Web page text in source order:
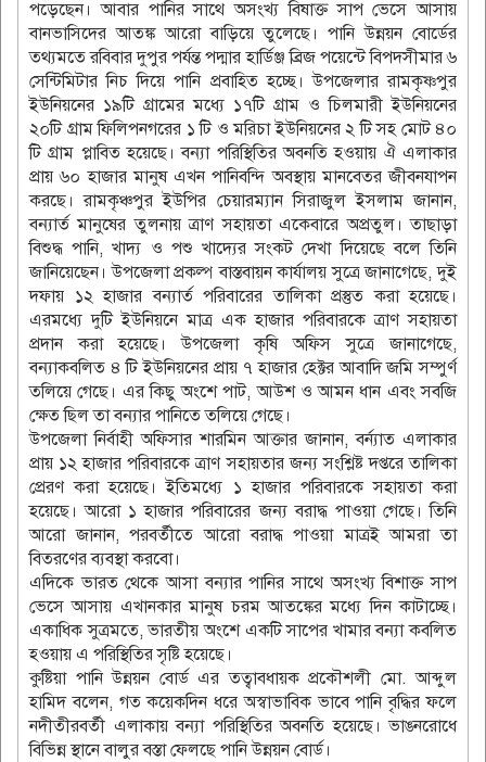
পড়েছেন। আবার পানির সাথে অসংখ্য বিষাক্ত সাপ ভেসে আসায়
বানভাসিদের আতঙ্ক আরো বাড়িয়ে তুলেছে। পানি উন্নয়ন বোর্ডের
তথ্যমতে রবিবার দুপুর পর্যন্ত পদ্মার হার্ডিঞ্জ ব্রিজ পয়েন্টে বিপদসীমার ৬
সেন্টিমিটার নিচ দিয়ে পানি প্রবাহিত হচ্ছে। উপজেলার রামকৃষ্ণপুর
ইউনিয়নের ১৯টি গ্রামের মধ্যে ১৭টি গ্রাম ও চিলমারী ইউনিয়নের
২০টি গ্রাম ফিলিপনগরের ১ টি ও মরিচা ইউনিয়নের ২ টি সহ মোট ৪০
টি গ্রাম প্লাবিত হয়েছে। বন্যা পরিস্থিতির অবনতি হওয়ায় ঐ এলাকার
প্রায় ৬০ হাজার মানুষ এখন পানিবন্দি অবস্থায় মানবেতর জীবনযাপন
করছে। রামকৃঞ্চপুর ইউপির চেয়ারম্যান সিরাজুল ইসলাম জানান,
বন্যার্ত মানুষের তুলনায় ত্রাণ সহায়তা একেবারে অপ্রতুল। তাছাড়া
বিশুদ্ধ পানি, খাদ্য ও পশু খাদ্যের সংকট দেখা দিয়েছে বলে তিনি
জানিয়েছেন। উপজেলা প্রকল্প বাস্তবায়ন কার্যালয় সুত্রে জানাগেছে, দুই
দফায় ১২ হাজার বন্যার্ত পরিবারের তালিকা প্রস্তুত করা হয়েছে।
এরমধ্যে দুটি ইউনিয়নে মাত্র এক হাজার পরিবারকে ত্রাণ সহায়তা
প্রদান করা হয়েছে। উপজেলা কৃষি অফিস সুত্রে জানাগেছে,
বন্যাকবলিত ৪ টি ইউনিয়নের প্রায় ৭ হাজার হেক্টর আবাদি জমি সম্পুর্ণ
তলিয়ে গেছে। এর কিছু অংশে পাট, আউশ ও আমন ধান এবং সবজি
ক্ষেত ছিল তা বন্যার পানিতে তলিয়ে গেছে।
উপজেলা নির্বাহী অফিসার শারমিন আক্তার জানান, বর্ন্যাত এলাকার
প্রায় ১২ হাজার পরিবারকে ত্রাণ সহায়তার জন্য সংশ্লিষ্ট দপ্তরে তালিকা
প্রেরণ করা হয়েছে। ইতিমধ্যে ১ হাজার পরিবারকে সহায়তা করা
হয়েছে। আরো ১ হাজার পরিবারের জন্য বরাদ্ধ পাওয়া গেছে। তিনি
আরো জানান, পরবর্তীতে আরো বরাদ্ধ পাওয়া মাত্রই আমরা তা
বিতরণের ব্যবস্থা করবো।
এদিকে ভারত থেকে আসা বন্যার পানির সাথে অসংখ্য বিশাক্ত সাপ
ভেসে আসায় এখানকার মানুষ চরম আতঙ্কের মধ্যে দিন কাটাচ্ছে।
একাধিক সুত্রমতে, ভারতীয় অংশে একটি সাপের খামার বন্যা কবলিত
হওয়ায় এ পরিস্থিতির সৃষ্টি হয়েছে।
কুষ্টিয়া পানি উন্নয়ন বোর্ড এর তত্বাবধায়ক প্রকৌশলী মো. আব্দুল
হামিদ বলেন, গত কয়েকদিন ধরে অস্বাভাবিক ভাবে পানি বৃদ্ধির ফলে
নদীতীরবর্তী এলাকায় বন্যা পরিস্থিতির অবনতি হয়েছে। ভাঙনরোধে
বিভিন্ন স্থানে বালুর বস্তা ফেলছে পানি উন্নয়ন বোর্ড।